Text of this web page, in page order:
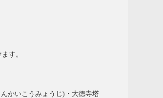
す。
かいこうみょうじ)・大徳寺塔